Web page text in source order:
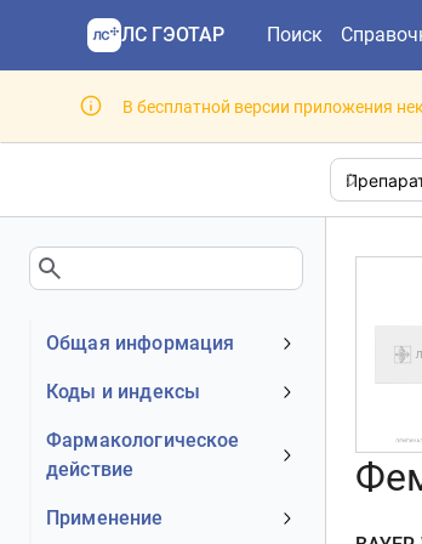
ЛС ГЭОТАР Поиск
В бесплатной версии приложения
Общая информация
Устаревшее наименование
Номер регистрационного
удостоверения РФ
Действующее вещество
Коды и индексы
АТХ код
МКБ-10 код
Фармакологическое
действие
Механизм действия
Применение